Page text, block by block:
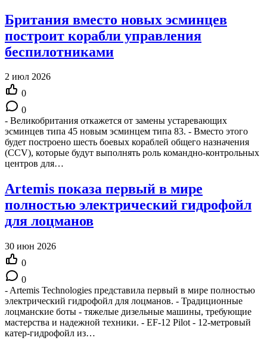
Британия вместо новых эсминцев
построит корабли управления
беспилотниками
2 июл 2026
0
0
- Великобритания откажется от замены устаревающих
эсминцев типа 45 новым эсминцем типа 83. - Вместо этого
будет построено шесть боевых кораблей общего назначения
(CCV), которые будут выполнять роль командно-контрольных
центров для…
Artemis показа первый в мире
полностью электрический гидрофойл
для лоцманов
30 июн 2026
0
0
- Artemis Technologies представила первый в мире полностью
электрический гидрофойл для лоцманов. - Традиционные
лоцманские боты - тяжелые дизельные машины, требующие
мастерства и надежной техники. - EF-12 Pilot - 12-метровый
катер-гидрофойл из…